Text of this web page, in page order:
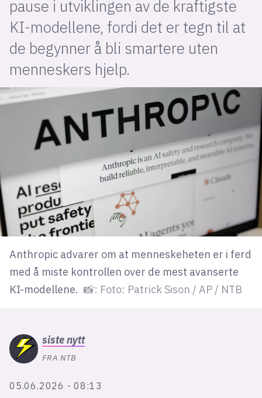
pause i utviklingen av de kraftigste
KI-modellene, fordi det er tegn til at
de begynner å bli smartere uten
menneskers hjelp.
Anthropic advarer om at menneskeheten er i ferd
med å miste kontrollen over de mest avanserte
KI-modellene. 📸: Foto: Patrick Sison / AP / NTB
sistenytt
FRA NTB
05.06.2026 - 08:13
lys modus
mørk modus
nyhetsbrev
kode24-klubben
LinkedIn
Facebook
annonsepriser
annonseguide
suksesshistorier
Bli firmapartner